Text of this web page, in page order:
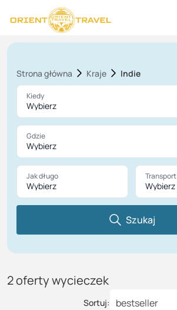
Strona główna Kraje Indie
Kiedy
Wybierz
Gdzie
Wybierz
Jak długo
Wybierz
Transport
Wybierz
Szukaj
2oferty wycieczek
Sortuj: bestseller